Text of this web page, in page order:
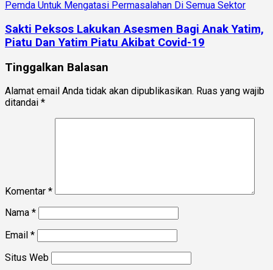
Sakti Peksos Lakukan Asesmen Bagi Anak Yatim,
Piatu Dan Yatim Piatu Akibat Covid-19
Tinggalkan Balasan
Alamat email Anda tidak akan dipublikasikan. Ruas yang wajib
ditandai *
Komentar *
Nama *
Email *
Situs Web